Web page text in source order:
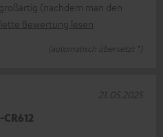
(nachdem man den
Bewertung lesen
(automatisch übersetzt *)
21.05.2025